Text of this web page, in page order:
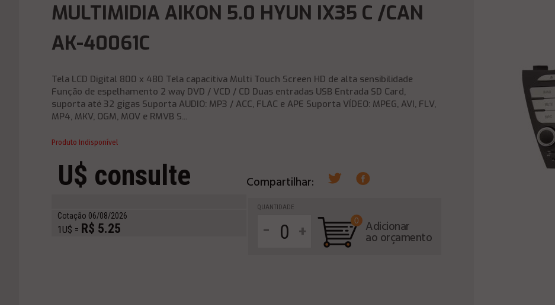
MULTIMIDIA AIKON 5.0 HYUN IX35 C /CAN
AK-40061C
Tela LCD Digital 800 x 480 Tela capacitiva Multi Touch Screen HD de alta sensibilidade
Função de espelhamento 2 way DVD / VCD / CD Duas entradas USB Entrada SD Card,
suporta até 32 gigas Suporta AUDIO: MP3 / ACC, FLAC e APE Suporta VÍDEO: MPEG, AVI, FLV,
MP4, MKV, OGM, MOV e RMVB S...
Produto Indisponível
U$ consulte
Cotação 06/08/2026
1U$ = R$ 5.25
Compartilhar:
QUANTIDADE
- +
0 Adicionar
ao orçamento